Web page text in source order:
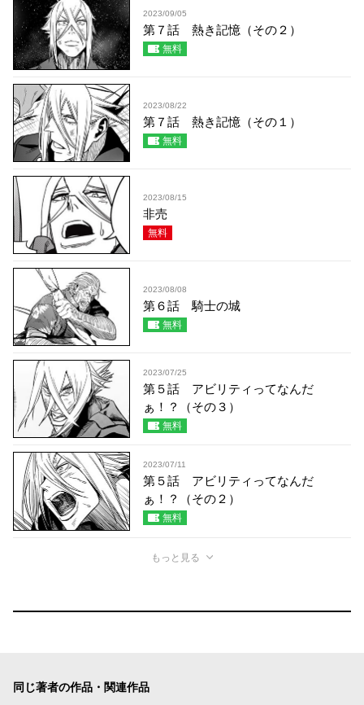
2023/09/05
第７話 熱き記憶（その２）
無料
2023/08/22
第７話 熱き記憶（その１）
無料
2023/08/15
非売
無料
2023/08/08
第６話 騎士の城
無料
2023/07/25
第５話 アビリティってなんだ
ぁ！？（その３）
無料
2023/07/11
第５話 アビリティってなんだ
ぁ！？（その２）
無料
もっと見る
同じ著者の作品・関連作品